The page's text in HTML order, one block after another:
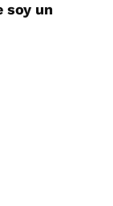
soy un